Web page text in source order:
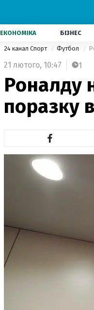
ЕКОНОМІКА БІЗНЕС
24 канал Спорт Футбол
21 лютого, 10:47 1
Роналду
поразку